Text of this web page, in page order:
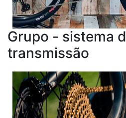
Grupo - sistema
transmissão